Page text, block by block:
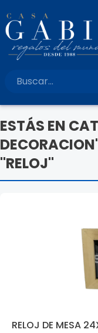
ESTÁS EN
"RELOJ"